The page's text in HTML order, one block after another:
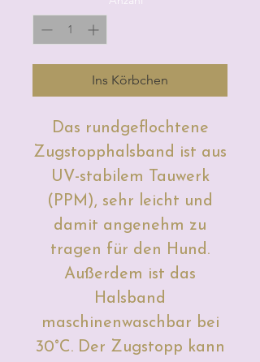
Ins Körbchen
Das rundgeflochtene
Zugstopphalsband ist aus
UV-stabilem Tauwerk
(PPM), sehr leicht und
damit angenehm zu
tragen für den Hund.
Außerdem ist das
Halsband
maschinenwaschbar bei
30°C. Der Zugstopp kann